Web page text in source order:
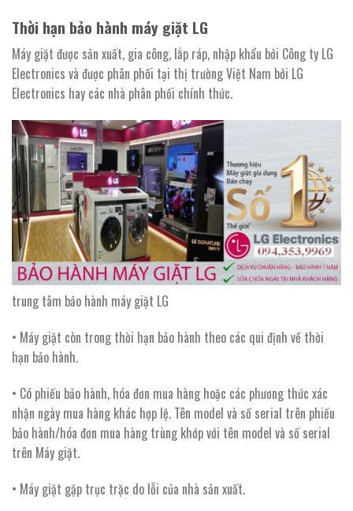
Thời hạn bảo hành máy giặt LG
Máy giặt được sản xuất, gia công, lắp ráp, nhập khẩu bởi Công ty LG
Electronics và được phân phối tại thị trường Việt Nam bởi LG
Electronics hay các nhà phân phối chính thức.
trung tâm bảo hành máy giặt LG
• Máy giặt còn trong thời hạn bảo hành theo các qui định về thời
hạn bảo hành.
• Có phiếu bảo hành, hóa đơn mua hàng hoặc các phương thức xác
nhận ngày mua hàng khác hợp lệ. Tên model và số serial trên phiếu
bảo hành/hóa đơn mua hàng trùng khớp với tên model và số serial
trên Máy giặt.
• Máy giặt gặp trục trặc do lỗi của nhà sản xuất.